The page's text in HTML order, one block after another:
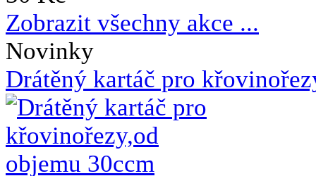
Zobrazit všechny akce ...
Novinky
Drátěný kartáč pro